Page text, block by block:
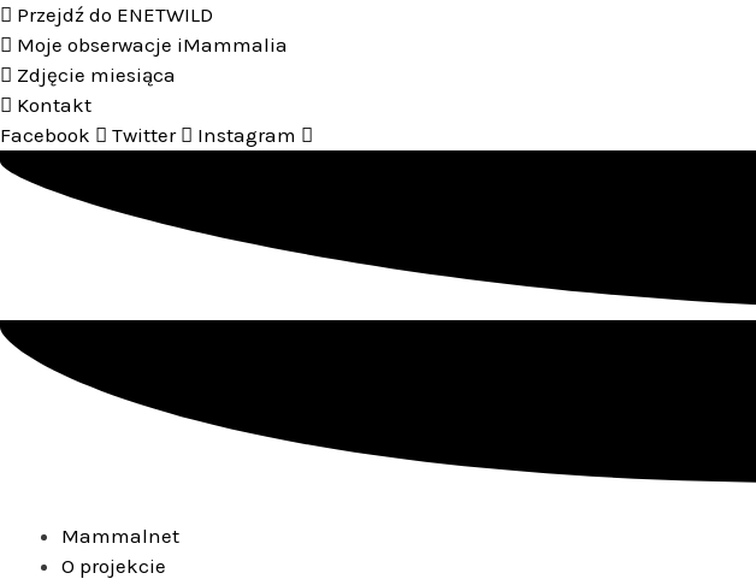
Przejdź
do
treści
Przejdź do ENETWILD
Moje obserwacje iMammalia
Zdjęcie miesiąca
Kontakt
Facebook
Twitter Instagram
Mammalnet
O projekcie